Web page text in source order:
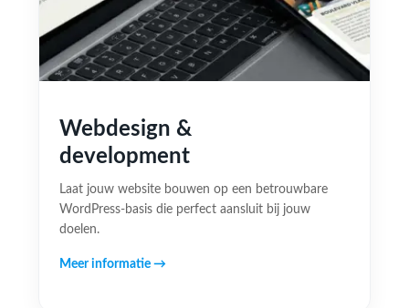
Webdesign &
development
Laat jouw website bouwen op een betrouwbare
WordPress-basis die perfect aansluit bij jouw
doelen.
Meer informatie →